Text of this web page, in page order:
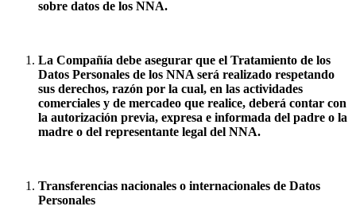
sobre datos de los NNA.
La Compañía debe asegurar que el Tratamiento de los
Datos Personales de los NNA será realizado respetando
sus derechos, razón por la cual, en las actividades
comerciales y de mercadeo que realice, deberá contar con
la autorización previa, expresa e informada del padre o la
madre o del representante legal del NNA.
Transferencias nacionales o internacionales de Datos
Personales